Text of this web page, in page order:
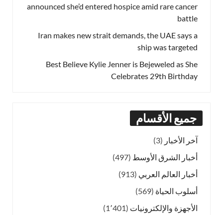
announced she’d entered hospice amid rare cancer
battle
Iran makes new strait demands, the UAE says a
ship was targeted
Best Believe Kylie Jenner is Bejeweled as She
Celebrates 29th Birthday
جميع الأقسام
آخر الأخبار (3)
أخبار الشرق الأوسط (497)
أخبار العالم العربي (913)
أسلوب الحياة (569)
الأجهزة والإلكترونيات (1٬401)